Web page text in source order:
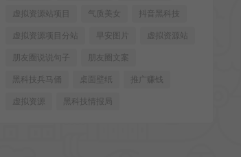
虚拟资源站项目 气质美女 抖音黑科技
虚拟资源项目分站 早安图片 虚拟资源站
朋友圈说说句子 朋友圈文案
黑科技兵马俑 桌面壁纸 推广赚钱
虚拟资源 黑科技情报局